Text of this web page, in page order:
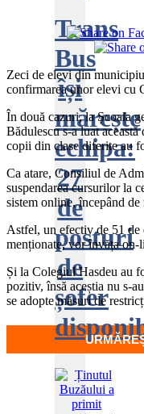
Trans
Bus
își
mărește
echipa:
27
de
posturi
de
șofer
Zeci de elevi din
confirmarea unor elevi cu
În două cazuri, la Școala
Bădulescu s-a luat
copii din clase diferite au
Ca atare, Consiliul de
suspendarea cursurilor la
sistem online, începând de
Astfel, un efectiv de 51 de
menționate, vor învăța on-
Și la Colegiul Hasdeu au
pozitiv, însă aceștia nu s-
se adopte măsuri de